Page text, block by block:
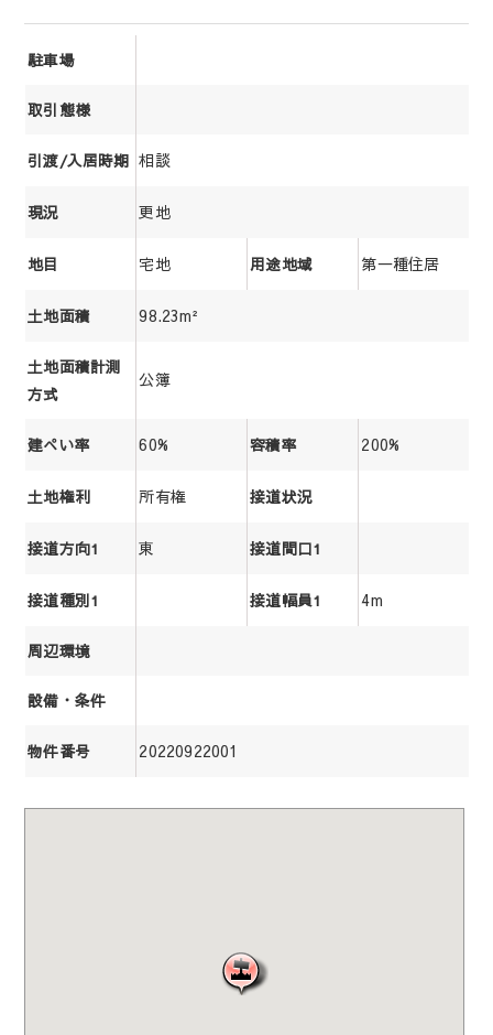
駐車場
取引態様
引渡/入居時期 相談
現況 更地
地目 宅地 用途地域 第一種住居
土地面積 98.23m²
土地面積計測
方式
公簿
建ぺい率 60% 容積率 200%
土地権利 所有権 接道状況
接道方向1 東 接道間口1
接道種別1 接道幅員1 4m
周辺環境
設備・条件
物件番号 20220922001